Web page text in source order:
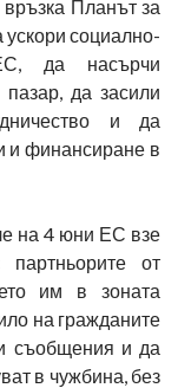
връзка Планът за
ускори социално-
да насърчи
да засили
и да
и финансиране в
на 4 юни ЕС взе
от
им в зоната
на гражданите
съобщения и да
в чужбина, без